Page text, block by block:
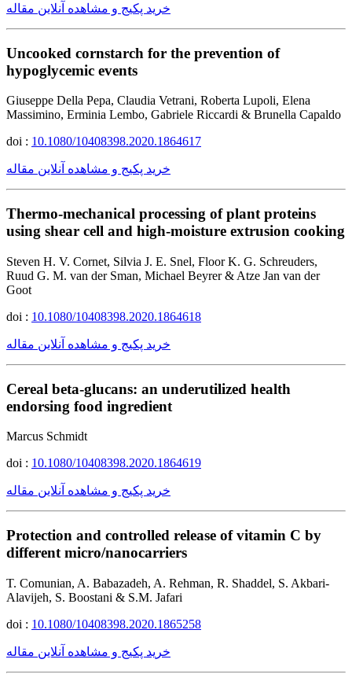
خرید پکیج و مشاهده آنلاین مقاله
Uncooked cornstarch for the prevention of
hypoglycemic events
Giuseppe Della Pepa, Claudia Vetrani, Roberta Lupoli, Elena
Massimino, Erminia Lembo, Gabriele Riccardi & Brunella Capaldo
doi : 10.1080/10408398.2020.1864617
خرید پکیج و مشاهده آنلاین مقاله
Thermo-mechanical processing of plant proteins
using shear cell and high-moisture extrusion cooking
Steven H. V. Cornet, Silvia J. E. Snel, Floor K. G. Schreuders,
Ruud G. M. van der Sman, Michael Beyrer & Atze Jan van der
Goot
doi : 10.1080/10408398.2020.1864618
خرید پکیج و مشاهده آنلاین مقاله
Cereal beta-glucans: an underutilized health
endorsing food ingredient
Marcus Schmidt
doi : 10.1080/10408398.2020.1864619
خرید پکیج و مشاهده آنلاین مقاله
Protection and controlled release of vitamin C by
different micro/nanocarriers
T. Comunian, A. Babazadeh, A. Rehman, R. Shaddel, S. Akbari-
Alavijeh, S. Boostani & S.M. Jafari
doi : 10.1080/10408398.2020.1865258
خرید پکیج و مشاهده آنلاین مقاله